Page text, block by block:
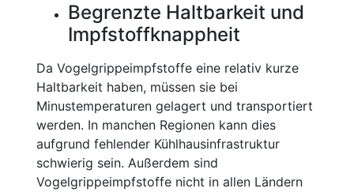
Begrenzte Haltbarkeit und
Impfstoffknappheit
Da Vogelgrippeimpfstoffe eine relativ kurze
Haltbarkeit haben, müssen sie bei
Minustemperaturen gelagert und transportiert
werden. In manchen Regionen kann dies
aufgrund fehlender Kühlhausinfrastruktur
schwierig sein. Außerdem sind
Vogelgrippeimpfstoffe nicht in allen Ländern